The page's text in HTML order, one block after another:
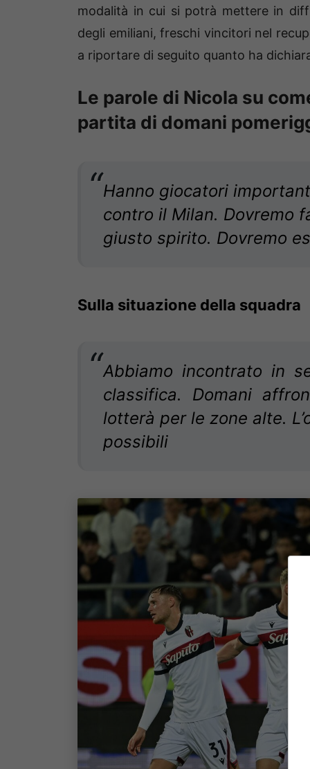
modalità in cui si potrà mettere in
degli emiliani, freschi vincitori nel
a riportare di seguito quanto ha
Le parole di Nicola su
partita di domani
Hanno giocatori
contro il Milan. Dovremo
giusto spirito. Dovremo
Sulla situazione della squadra
Abbiamo incontrato in
classifica. Domani
lotterà per le zone alte.
possibili